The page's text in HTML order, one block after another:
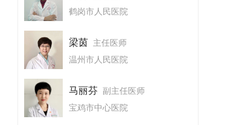
鹤岗市人民医院
梁茵 主任医师
温州市人民医院
马丽芬 副主任医师
宝鸡市中心医院